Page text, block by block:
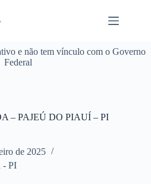
e não tem vínculo com o Governo
Federal
– PAJEÚ DO PIAUÍ – PI
de 2025
- PI